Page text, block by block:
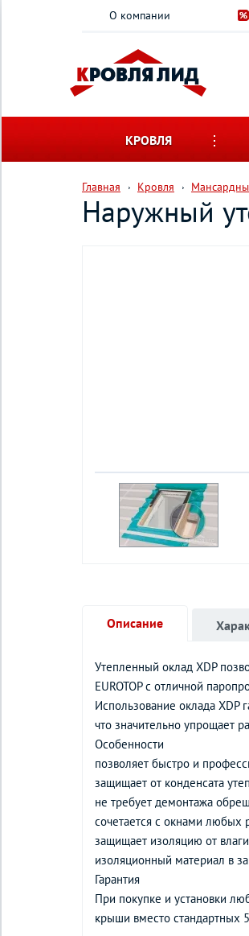
О компании
КРОВЛЯ
Главная Кровля
Наружный
Описание
Утепленный оклад XDP
EUROTOP с отличной
Использование оклада XDP
что значительно упрощает
Особенности
позволяет быстро и
защищает от конденсата
не требует демонтажа
сочетается с окнами любых
защищает изоляцию от
изоляционный материал в
Гарантия
При покупке и установки
крыши вместо стандартных